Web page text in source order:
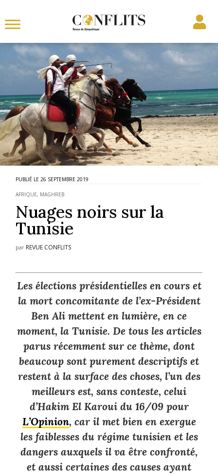
26 SEPTEMBRE 2019
AFRIQUE, MAGHREB
Nuages noirs sur la
Tunisie
par REVUE CONFLITS
Les élections présidentielles en cours et
la mort concomitante de l’ex-Président
Ben Ali mettent en lumière, en ce
moment, la Tunisie. De tous les articles
parus récemment sur ce thème, dont
beaucoup sont purement descriptifs et
restent à la surface des choses, l’un des
meilleurs est, sans conteste, celui
d’Hakim El Karoui du 16/09 pour
L’Opinion, car il met bien en exergue
les faiblesses du régime tunisien et les
dangers auxquels il va être confronté,
et aussi certaines des causes ayant